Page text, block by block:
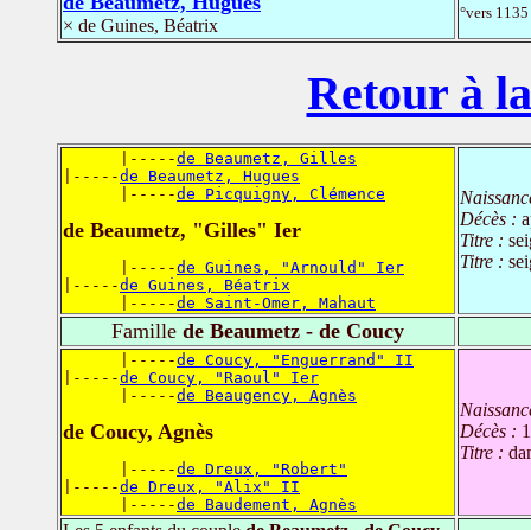
× de Guines, Béatrix
°vers
Retour à
      |-----
de Beaumetz, Gilles
|-----de Beaumetz, Hugues
      |-----
de Picquigny, Clémence
de Beaumetz, "Gilles" Ier
      |-----
de Guines, "Arnould" Ier
|-----de Guines, Béatrix
      |-----
de Saint-Omer, Mahaut
Décès :
Titre :
Titre :
Famille de Beaumetz - de Coucy
      |-----
de Coucy, "Enguerrand" II
|-----de Coucy, "Raoul" Ier
      |-----
de Beaugency, Agnès
de Coucy, Agnès
      |-----
de Dreux, "Robert"
|-----de Dreux, "Alix" II
      |-----
de Baudement, Agnès
Décès :
Titre :